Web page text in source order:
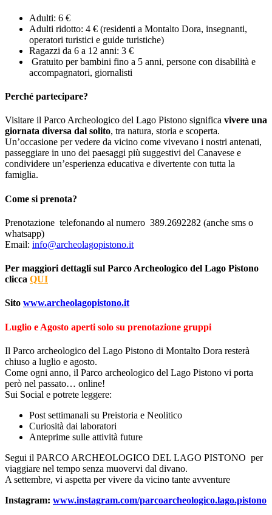
Adulti: 6 €
Adulti ridotto: 4 € (residenti a Montalto Dora, insegnanti,
operatori turistici e guide turistiche)
Ragazzi da 6 a 12 anni: 3 €
Gratuito per bambini fino a 5 anni, persone con disabilità e
accompagnatori, giornalisti
Perché partecipare?
Visitare il Parco Archeologico del Lago Pistono significa vivere una
giornata diversa dal solito, tra natura, storia e scoperta.
Un’occasione per vedere da vicino come vivevano i nostri antenati,
passeggiare in uno dei paesaggi più suggestivi del Canavese e
condividere un’esperienza educativa e divertente con tutta la
famiglia.
Come si prenota?
Prenotazione telefonando al numero 389.2692282 (anche sms o
whatsapp)
Email: info@archeolagopistono.it
Per maggiori dettagli sul Parco Archeologico del Lago Pistono
clicca QUI
Sito www.archeolagopistono.it
Luglio e Agosto aperti solo su prenotazione gruppi
Il Parco archeologico del Lago Pistono di Montalto Dora resterà
chiuso a luglio e agosto.
Come ogni anno, il Parco archeologico del Lago Pistono vi porta
però nel passato… online!
Sui Social e potrete leggere:
Post settimanali su Preistoria e Neolitico
Curiosità dai laboratori
Anteprime sulle attività future
Segui il PARCO ARCHEOLOGICO DEL LAGO PISTONO per
viaggiare nel tempo senza muovervi dal divano.
A settembre, vi aspetta per vivere da vicino tante avventure
Instagram: www.instagram.com/parcoarcheologico.lago.pistono